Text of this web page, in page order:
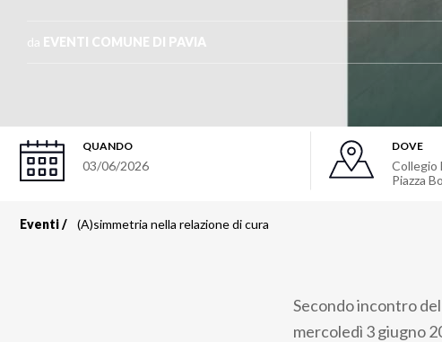
da EVENTI COMUNE DI PAVIA
QUANDO
03/06/2026
DOVE
Collegio
Piazza
Briciole
Eventi (A)simmetria nella relazione di cura
Secondo incontro
mercoledì 3 giugno